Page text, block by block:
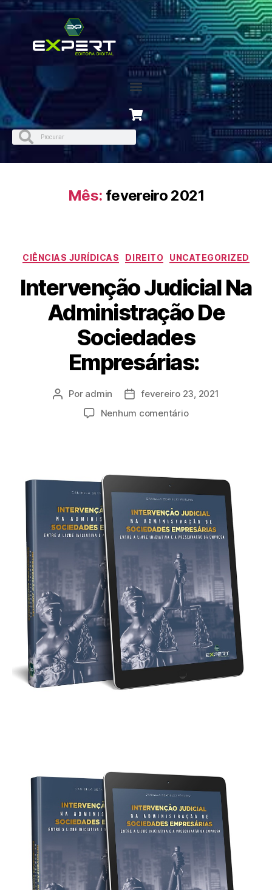
Mês: fevereiro 2021
CIÊNCIAS JURÍDICAS DIREITO UNCATEGORIZED
Intervenção Judicial Na
Administração De
Sociedades
Empresárias: ​
Por admin
fevereiro 23, 2021
Nenhum comentário